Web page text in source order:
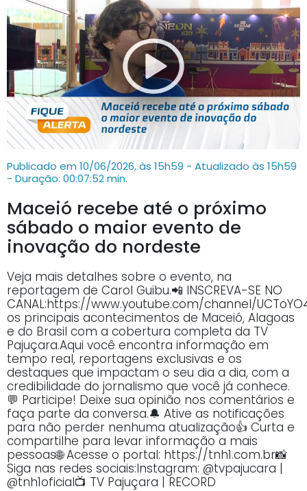
Publicado em 10/06/2026, às 15h59 - Atualizado às 15h59
- Duração: 00:07:52 min.
Maceió recebe até o próximo
sábado o maior evento de
inovação do nordeste
Veja mais detalhes sobre o evento, na
reportagem de Carol Guibu.📲 INSCREVA-SE NO
CANAL:https://www.youtube.com/channel/
os principais acontecimentos de Maceió, Alagoas
e do Brasil com a cobertura completa da TV
Pajuçara.Aqui você encontra informação em
tempo real, reportagens exclusivas e os
destaques que impactam o seu dia a dia, com a
credibilidade do jornalismo que você já conhece.
💬 Participe! Deixe sua opinião nos comentários e
faça parte da conversa.🔔 Ative as notificações
para não perder nenhuma atualização👍 Curta e
compartilhe para levar informação a mais
pessoas🌐 Acesse o portal: https://tnh1.com.br📸
Siga nas redes sociais:Instagram: @tvpajucara |
@tnh1oficial📺 TV Pajuçara | RECORD